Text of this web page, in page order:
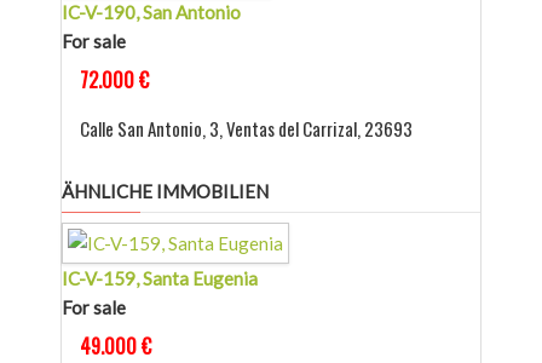
IC-V-190, San Antonio
For sale
72.000 €
Calle San Antonio, 3, Ventas del Carrizal, 23693
ÄHNLICHE IMMOBILIEN
IC-V-159, Santa Eugenia
For sale
49.000 €